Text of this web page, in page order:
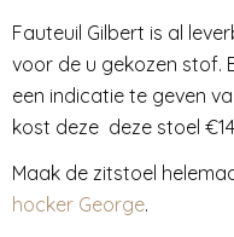
Fauteuil Gilbert is al
voor de u gekozen stof.
een indicatie te geven
kost deze deze stoel
Maak de zitstoel
hocker George.